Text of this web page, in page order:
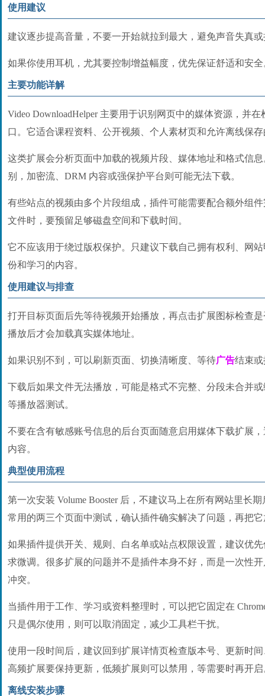
使用建议
建议逐步提高音量，不要一开始就拉到最大，避免声音失真
如果你使用耳机，尤其要控制增益幅度，优先保证舒适和安全
主要功能详解
Video DownloadHelper 主要用于识别网页中的媒体资源，并
口。它适合课程资料、公开视频、个人素材页和允许离线保
这类扩展会分析页面中加载的视频片段、媒体地址和格式信
别，加密流、DRM 内容或强保护平台则可能无法下载。
有些站点的视频由多个片段组成，插件可能需要配合额外组
文件时，要预留足够磁盘空间和下载时间。
它不应该用于绕过版权保护。只建议下载自己拥有权利、网
份和学习的内容。
使用建议与排查
打开目标页面后先等待视频开始播放，再点击扩展图标检查
播放后才会加载真实媒体地址。
如果识别不到，可以刷新页面、切换清晰度、等待广告结束
下载后如果文件无法播放，可能是格式不完整、分段未合并
等播放器测试。
不要在含有敏感账号信息的后台页面随意启用媒体下载扩展
内容。
典型使用流程
第一次安装 Volume Booster 后，不建议马上在所有网站里长
常用的两三个页面中测试，确认插件确实解决了问题，再把
如果插件提供开关、规则、白名单或站点权限设置，建议优
求微调。很多扩展的问题并不是插件本身不好，而是一次性
冲突。
当插件用于工作、学习或资料整理时，可以把它固定在
只是偶尔使用，则可以取消固定，减少工具栏干扰。
使用一段时间后，建议回到扩展详情页检查版本号、更新时
高频扩展要保持更新，低频扩展则可以禁用，等需要时再开启
离线安装步骤